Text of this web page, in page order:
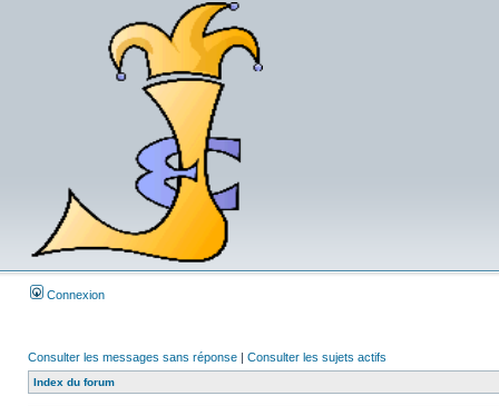
Connexion
Consulter les messages sans réponse | Consulter les sujets actifs
Index du forum